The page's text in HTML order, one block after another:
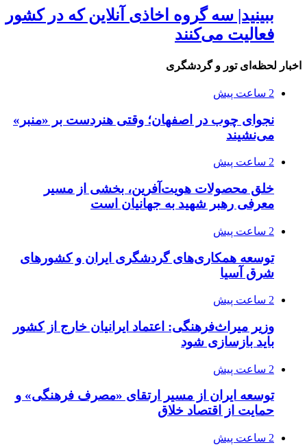
ببینید| سه گروه اخاذی آنلاین که در کشور
فعالیت می‌کنند
اخبار لحظه‌ای تور و گردشگری
2 ساعت پیش
نجوای چوب در اصفهان؛ وقتی هنردست بر «منبر»
می‌نشیند
2 ساعت پیش
خلق محصولات هویت‌آفرین، بخشی از مسیر
معرفی رهبر شهید به جهانیان است
2 ساعت پیش
توسعه همکاری‌های گردشگری ایران و کشورهای
شرق آسیا
2 ساعت پیش
وزیر میراث‌فرهنگی: اعتماد ایرانیان خارج از کشور
باید بازسازی شود
2 ساعت پیش
توسعه ایران از مسیر ارتقای «مصرف فرهنگی» و
حمایت از اقتصاد خلاق
2 ساعت پیش